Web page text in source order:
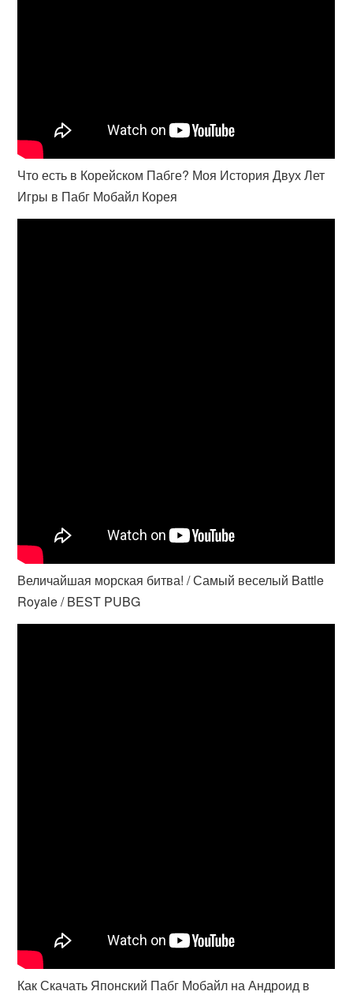
Что есть в Корейском Пабге? Моя История Двух Лет
Игры в Пабг Мобайл Корея
Величайшая морская битва! / Самый веселый Battle
Royale / BEST PUBG
Как Скачать Японский Пабг Мобайл на Андроид в